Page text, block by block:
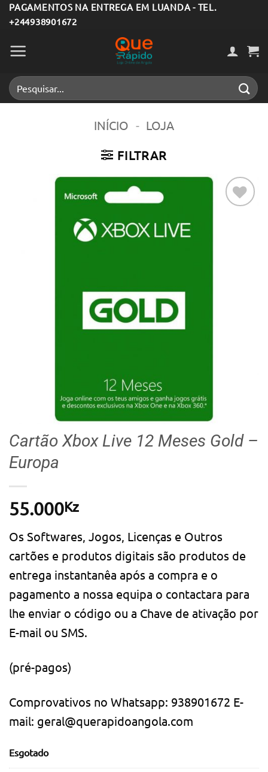
Skip
to
content
PAGAMENTOS NA ENTREGA EM LUANDA - TEL.
+244938901672
Pesquisar
por:
INÍCIO - LOJA
FILTRAR
Cartão Xbox Live 12 Meses Gold –
Europa
55.000Kz
Os Softwares, Jogos, Licenças e Outros
cartões e produtos digitais são produtos de
entrega instantanêa após a compra e o
pagamento a nossa equipa o contactara para
lhe enviar o código ou a Chave de ativação por
E-mail ou SMS.
(pré-pagos)
Comprovativos no Whatsapp: 938901672 E-
mail: geral@querapidoangola.com
Esgotado